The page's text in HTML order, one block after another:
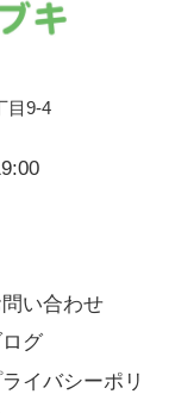
目9-4
い合わせ
グ
イバシーポリ